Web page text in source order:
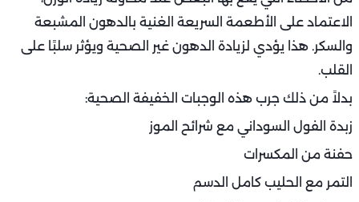
الاعتماد على الأطعمة السريعة الغنية بالدهون المشبعة
والسكر. هذا يؤدي لزيادة الدهون غير الصحية ويؤثر سلبًا على
القلب.
بدلاً من ذلك جرب هذه الوجبات الخفيفة الصحية:
زبدة الفول السوداني مع شرائح الموز
حفنة من المكسرات
التمر مع الحليب كامل الدسم